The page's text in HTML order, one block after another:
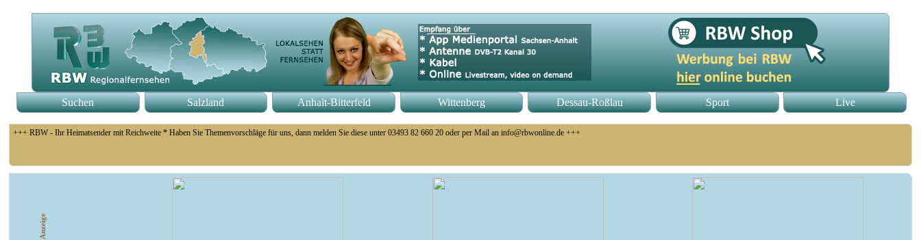
Suchen Salzland Anhalt-Bitterfeld Wittenberg Dessau-Roßlau Sport Live
+++ RBW - Ihr Heimatsender mit Reichweite * Haben Sie Themenvorschläge für uns, dann melden Sie diese unter 03493 82 660 20 oder per Mail an info@rbwonline.de +++
+++ Fußball Oberliga Süd 1. Spieltag: SG Union Sandersdorf - VfB 1921 Krieschow, So 14 Uhr +++
Anzeige